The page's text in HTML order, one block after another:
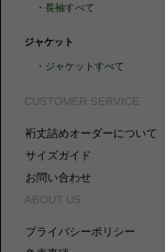
・長袖すべて
ジャケット
・ ジャケットすべて
CUSTOMER SERVICE
裄丈詰めオーダーについて
サイズガイド
お問い合わせ
ABOUT US
プライバシーポリシー